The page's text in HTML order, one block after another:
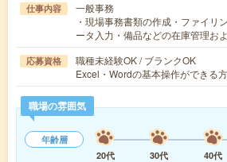
仕事内容
一般事務
・現場事務書類の作成・ファイリ
ータ入力・備品などの在庫管理お
応募資格
職種未経験OK / ブランクOK
Excel・Wordの基本操作ができる方
職場の雰囲気
年齢層
20代
30代 40代